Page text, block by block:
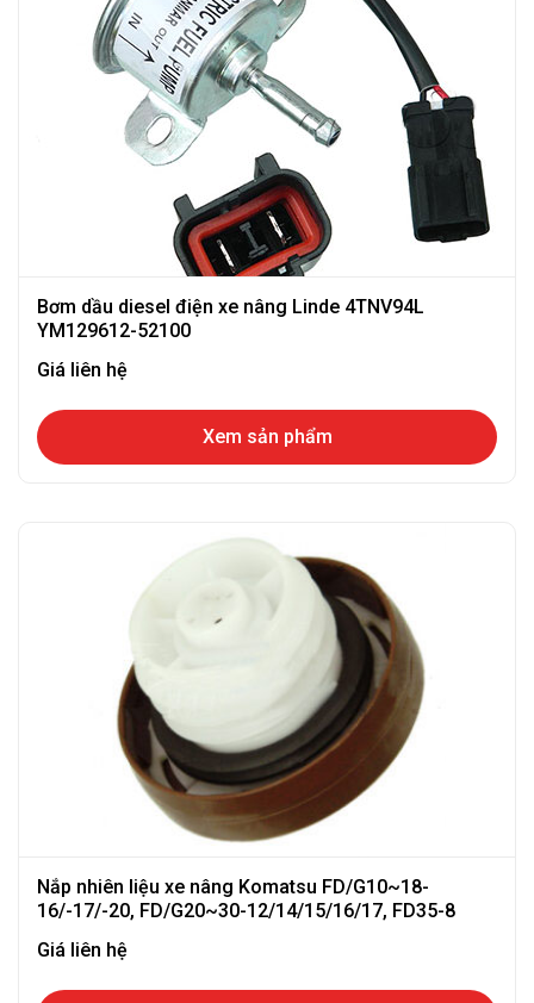
Bơm dầu diesel điện xe nâng Linde 4TNV94L
YM129612-52100
Giá liên hệ
Xem sản phẩm
Nắp nhiên liệu xe nâng Komatsu FD/G10~18-
16/-17/-20, FD/G20~30-12/14/15/16/17, FD35-8
Giá liên hệ